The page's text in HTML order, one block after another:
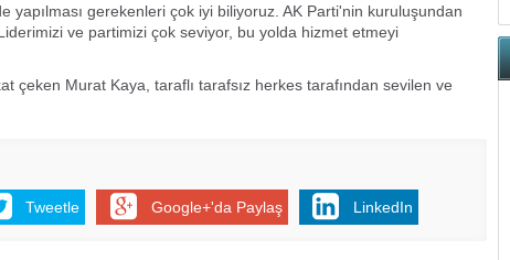
yapılması gerekenleri çok iyi biliyoruz. AK Parti'nin kuruluşundan
ve partimizi çok seviyor, bu yolda hizmet etmeyi
çeken Murat Kaya, taraflı tarafsız herkes tarafından sevilen ve
Tweetle Google+'da Paylaş LinkedIn